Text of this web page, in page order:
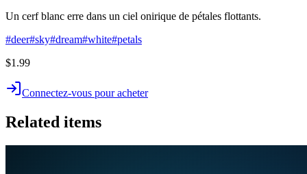
Un cerf blanc erre dans un ciel onirique de pétales flottants.
#deer#sky#dream#white#petals
$1.99
Connectez-vous pour acheter
Related items